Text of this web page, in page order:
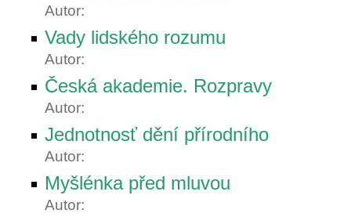
Autor:
Vady lidského rozumu
Autor:
Česká akademie. Rozpravy
Autor:
Jednotnosť dění přírodního
Autor:
Myšlénka před mluvou
Autor: